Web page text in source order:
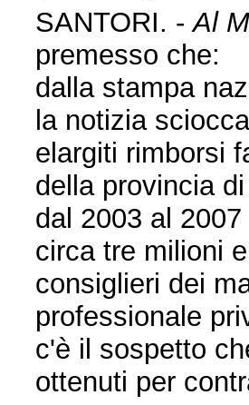
SANTORI. -Al
premesso che:
dalla stampa
la notizia
elargiti rimborsi
della provincia
dal 2003 al
circa tre milioni
consiglieri dei
professionale
c'è il sospetto
ottenuti per